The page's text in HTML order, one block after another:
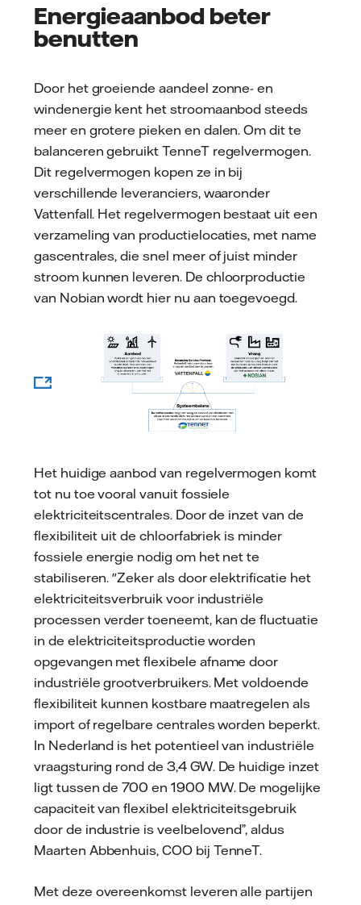
Energieaanbod beter
benutten
Door het groeiende aandeel zonne- en
windenergie kent het stroomaanbod steeds
meer en grotere pieken en dalen. Om dit te
balanceren gebruikt TenneT regelvermogen.
Dit regelvermogen kopen ze in bij
verschillende leveranciers, waaronder
Vattenfall. Het regelvermogen bestaat uit een
verzameling van productielocaties, met name
gascentrales, die snel meer of juist minder
stroom kunnen leveren. De chloorproductie
van Nobian wordt hier nu aan toegevoegd.
Het huidige aanbod van regelvermogen komt
tot nu toe vooral vanuit fossiele
elektriciteitscentrales. Door de inzet van de
flexibiliteit uit de chloorfabriek is minder
fossiele energie nodig om het net te
stabiliseren. "Zeker als door elektrificatie het
elektriciteitsverbruik voor industriële
processen verder toeneemt, kan de fluctuatie
in de elektriciteitsproductie worden
opgevangen met flexibele afname door
industriële grootverbruikers. Met voldoende
flexibiliteit kunnen kostbare maatregelen als
import of regelbare centrales worden beperkt.
In Nederland is het potentieel van industriële
vraagsturing rond de 3,4 GW. De huidige inzet
ligt tussen de 700 en 1900 MW. De mogelijke
capaciteit van flexibel elektriciteitsgebruik
door de industrie is veelbelovend”, aldus
Maarten Abbenhuis, COO bij TenneT.
Met deze overeenkomst leveren alle partijen